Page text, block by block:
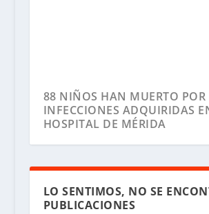
88 NIÑOS HAN MUERTO POR
INFECCIONES ADQUIRIDAS
HOSPITAL DE MÉRIDA
LO SENTIMOS, NO SE
PUBLICACIONES